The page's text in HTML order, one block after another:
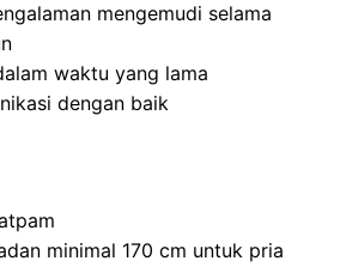
mengemudi selama
waktu yang lama
dengan baik
minimal 170 cm untuk pria